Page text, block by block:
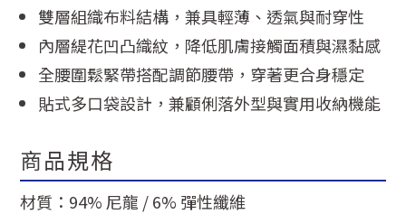
雙層組織布料結構，兼具輕薄、透氣與耐穿性
內層緹花凹凸織紋，降低肌膚接觸面積與濕黏感
全腰圍鬆緊帶搭配調節腰帶，穿著更合身穩定
貼式多口袋設計，兼顧俐落外型與實用收納機能
商品規格
材質：94% 尼龍 / 6% 彈性纖維